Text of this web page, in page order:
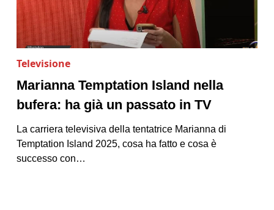
Televisione
Marianna Temptation Island nella
bufera: ha già un passato in TV
La carriera televisiva della tentatrice Marianna di
Temptation Island 2025, cosa ha fatto e cosa è
successo con…